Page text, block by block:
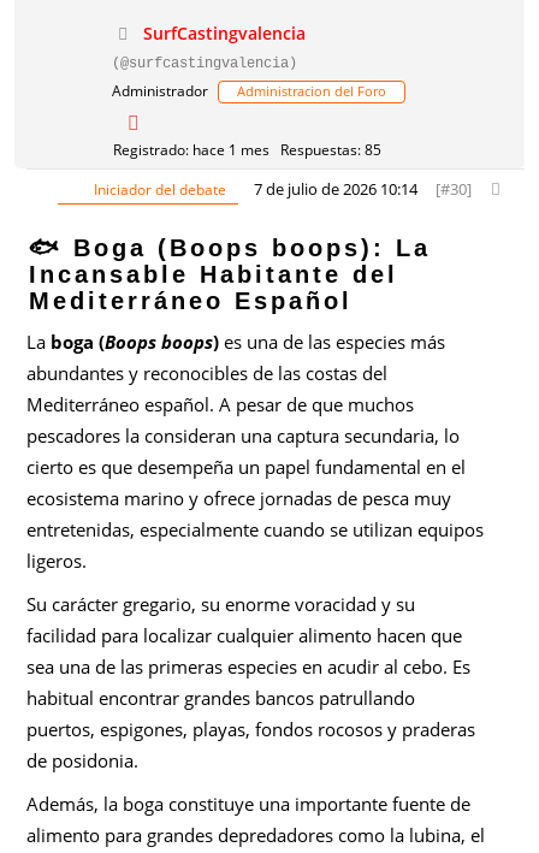
SurfCastingvalencia
(@surfcastingvalencia)
Administrador Administracion del Foro
Registrado: hace 1 mes Respuestas: 85
Iniciador del debate
7 de julio de 2026 10:14 [#30]
🐟 Boga (Boops boops): La
Incansable Habitante del
Mediterráneo Español
La boga (Boops boops) es una de las especies más
abundantes y reconocibles de las costas del
Mediterráneo español. A pesar de que muchos
pescadores la consideran una captura secundaria, lo
cierto es que desempeña un papel fundamental en el
ecosistema marino y ofrece jornadas de pesca muy
entretenidas, especialmente cuando se utilizan equipos
ligeros.
Su carácter gregario, su enorme voracidad y su
facilidad para localizar cualquier alimento hacen que
sea una de las primeras especies en acudir al cebo. Es
habitual encontrar grandes bancos patrullando
puertos, espigones, playas, fondos rocosos y praderas
de posidonia.
Además, la boga constituye una importante fuente de
alimento para grandes depredadores como la lubina, el